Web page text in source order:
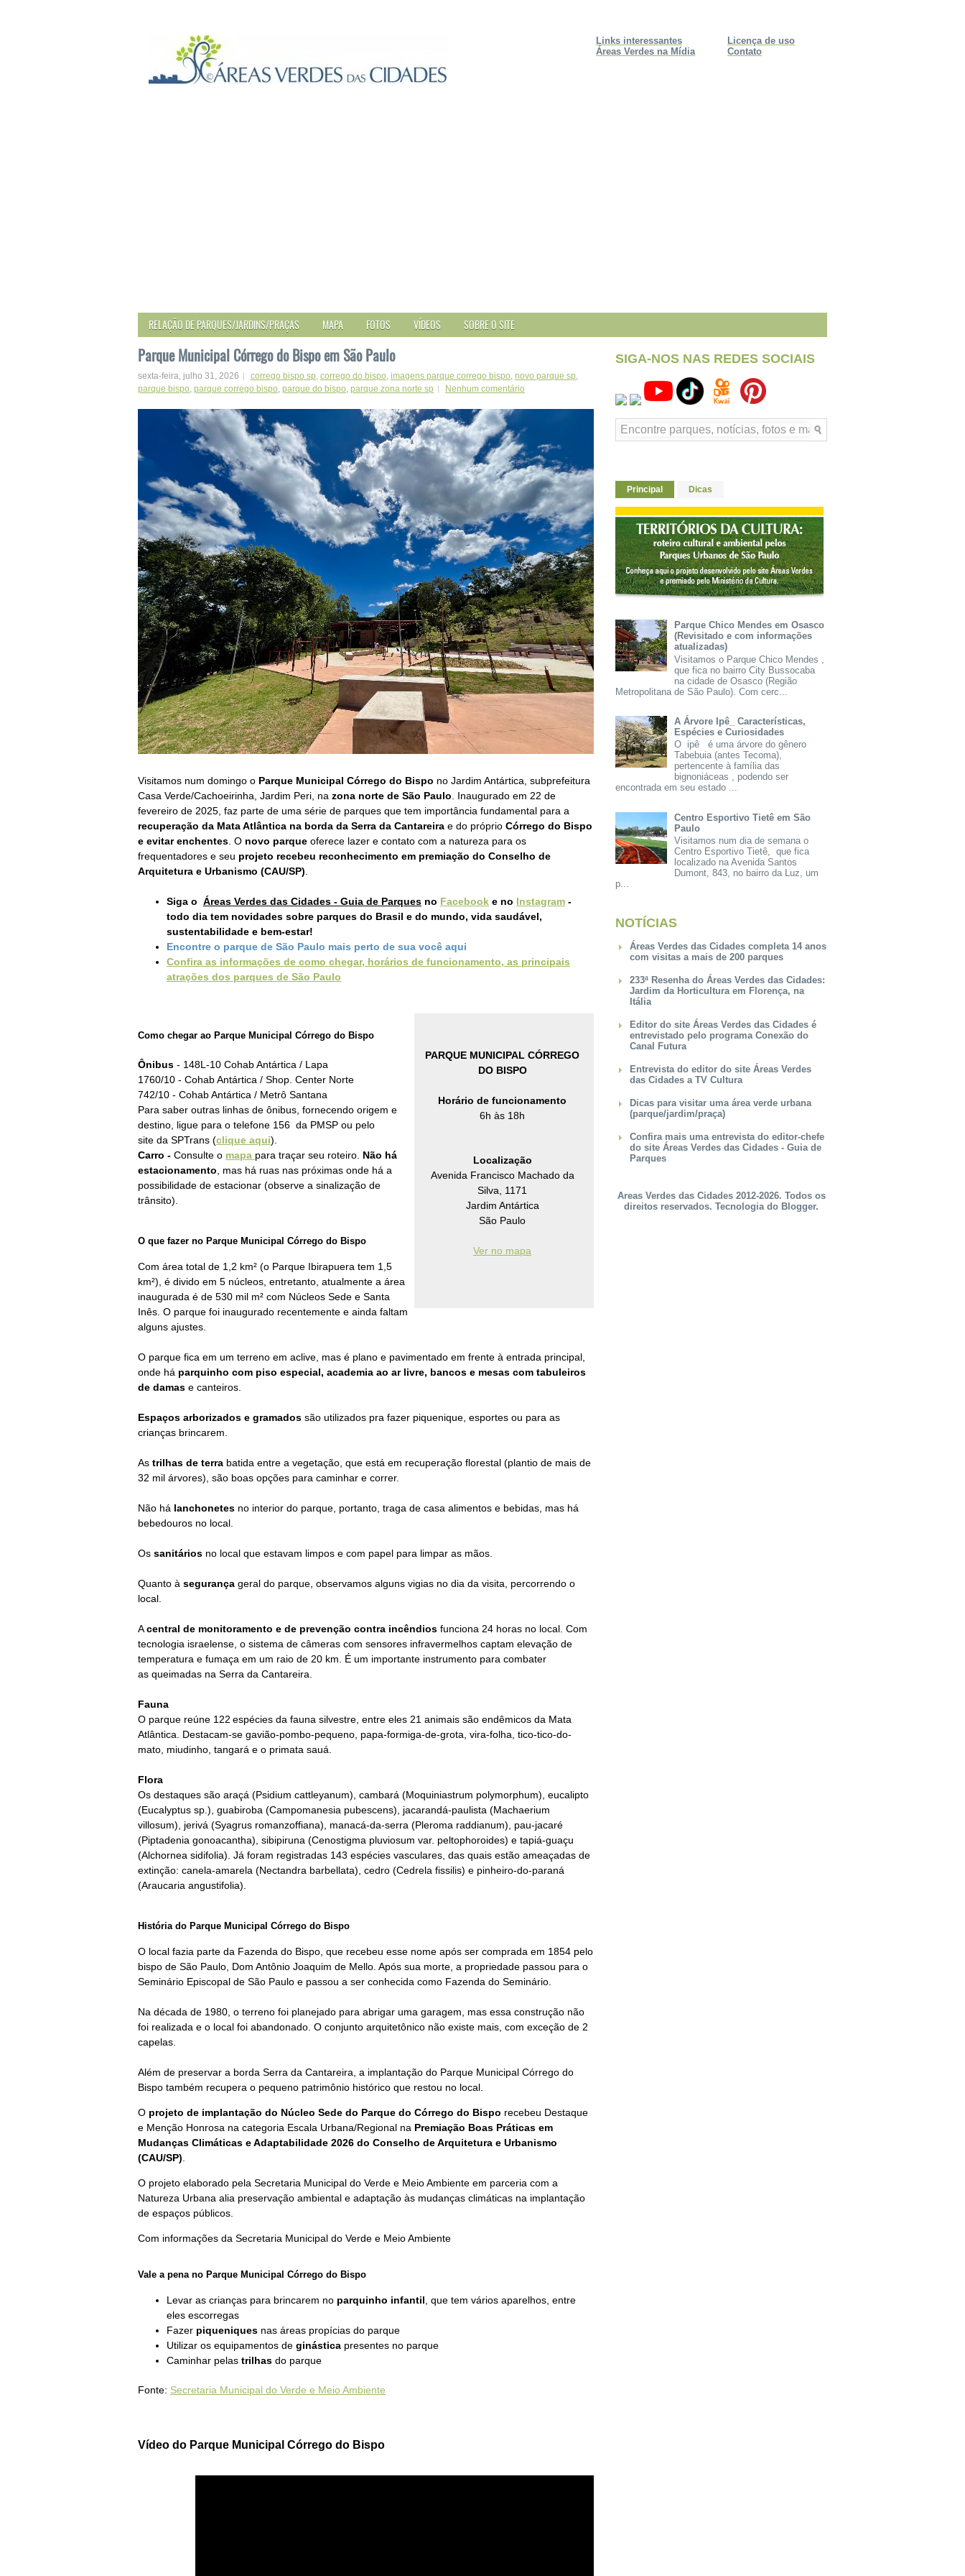
Licença de uso
Contato
Links interessantes
Áreas Verdes na Mídia
RELAÇÃO DE PARQUES/JARDINS/PRAÇAS MAPA FOTOS VÍDEOS SOBRE O SITE
Parque Municipal Córrego do Bispo em São Paulo
sexta-feira, julho 31, 2026 corrego bispo sp, corrego do bispo, imagens parque corrego bispo, novo parque sp,
parque bispo, parque corrego bispo, parque do bispo, parque zona norte sp Nenhum comentário
Visitamos num domingo o Parque Municipal Córrego do Bispo no Jardim Antártica, subprefeitura
Casa Verde/Cachoeirinha, Jardim Peri, na zona norte de São Paulo
Inaugurado em 22 de
fevereiro de 2025, faz parte de uma série de parques que tem importância fundamental para a
recuperação da Mata Atlântica na borda da Serra da Cantareira e do próprio Córrego do Bispo
e evitar enchentes . O novo parque oferece lazer e contato com a natureza para os
frequentadores e seu projeto recebeu reconhecimento em premiação do Conselho de
Arquitetura e Urbanismo (CAU/SP)
Siga o Áreas Verdes das Cidades - Guia de Parques no Facebook e no Instagram -
todo dia tem novidades sobre parques do Brasil e do mundo, vida saudável,
sustentabilidade e bem-estar!
Encontre o parque de São Paulo mais perto de sua você aqui
Confira as informações de como chegar, horários de funcionamento, as principais
atrações dos parques de São Paulo
PARQUE MUNICIPAL CÓRREGO
DO BISPO
Horário de funcionamento
6h às 18h
Localização
Avenida Francisco Machado da
Silva, 1171
Jardim Antártica
São Paulo
Ver no mapa
Como chegar ao Parque Municipal Córrego do Bispo
Ônibus - 148L-10 Cohab Antártica / Lapa
1760/10 - Cohab Antártica / Shop. Center Norte
742/10 - Cohab Antártica / Metrô Santana
Para saber outras linhas de ônibus, fornecendo origem e
destino, ligue para o telefone 156 da PMSP ou pelo
site da SPTrans (clique aqui).
Carro - Consulte o mapa para traçar seu roteiro. Não há
estacionamento , mas há ruas nas próximas onde há a
possibilidade de estacionar (observe a sinalização de
trânsito).
O que fazer no Parque Municipal Córrego do Bispo
Com área total de 1,2 km² (o Parque Ibirapuera tem 1,5
km²), é divido em 5 núcleos, entretanto, atualmente a área
inaugurada é de 530 mil m² com Núcleos Sede e Santa
Inês. O parque foi inaugurado recentemente e ainda faltam
alguns ajustes.
O parque fica em um terreno em aclive, mas é plano e pavimentado em frente à entrada principal,
onde há parquinho com piso especial, academia ao ar livre, bancos e mesas com tabuleiros
de damas e canteiros.
Espaços arborizados e gramados são utilizados pra fazer piquenique, esportes ou para as
crianças brincarem.
As trilhas de terra batida entre a vegetação, que está em recuperação florestal (plantio de mais de
32 mil árvores), são boas opções para caminhar e correr.
Não há lanchonetes no interior do parque, portanto, traga de casa alimentos e bebidas, mas há
bebedouros no local.
Os sanitários no local que estavam limpos e com papel para limpar as mãos.
Quanto à segurança geral do parque, observamos alguns vigias no dia da visita, percorrendo o
local.
Acentral de monitoramento e de prevenção contra incêndios funciona 24 horas no local. Com
tecnologia israelense, o sistema de câmeras com sensores infravermelhos captam elevação de
temperatura e fumaça em um raio de 20 km. É um importante instrumento para combater
as queimadas na Serra da Cantareira.
Fauna
O parque reúne 122 espécies da fauna silvestre, entre eles 21 animais são endêmicos da Mata
Atlântica. Destacam-se gavião-pombo-pequeno, papa-formiga-de-grota, vira-folha, tico-tico-do-
mato, miudinho, tangará e o primata sauá.
Flora
Os destaques são araçá (Psidium cattleyanum), cambará (Moquiniastrum polymorphum), eucalipto
(Eucalyptus sp.), guabiroba (Campomanesia pubescens), jacarandá-paulista (Machaerium
villosum), jerivá (Syagrus romanzoffiana), manacá-da-serra (Pleroma raddianum), pau-jacaré
(Piptadenia gonoacantha), sibipiruna (Cenostigma pluviosum var. peltophoroides) e tapiá-guaçu
(Alchornea sidifolia). Já foram registradas 143 espécies vasculares, das quais estão ameaçadas de
extinção: canela-amarela (Nectandra barbellata), cedro (Cedrela fissilis) e pinheiro-do-paraná
(Araucaria angustifolia).
História do Parque Municipal Córrego do Bispo
O local fazia parte da Fazenda do Bispo, que recebeu esse nome após ser comprada em 1854 pelo
bispo de São Paulo, Dom Antônio Joaquim de Mello. Após sua morte, a propriedade passou para o
Seminário Episcopal de São Paulo e passou a ser conhecida como Fazenda do Seminário.
Na década de 1980, o terreno foi planejado para abrigar uma garagem, mas essa construção não
foi realizada e o local foi abandonado. O conjunto arquitetônico não existe mais, com exceção de 2
capelas.
Além de preservar a borda Serra da Cantareira, a implantação do Parque Municipal Córrego do
Bispo também recupera o pequeno patrimônio histórico que restou no local.
O projeto de implantação do Núcleo Sede do Parque do Córrego do Bispo recebeu Destaque
e Menção Honrosa na categoria Escala Urbana/Regional na Premiação Boas Práticas em
Mudanças Climáticas e Adaptabilidade 2026 do Conselho de Arquitetura e Urbanismo
(CAU/SP)
O projeto elaborado pela Secretaria Municipal do Verde e Meio Ambiente em parceria com a
Natureza Urbana alia preservação ambiental e adaptação às mudanças climáticas na implantação
de espaços públicos.
Com informações da Secretaria Municipal do Verde e Meio Ambiente
Vale a pena no Parque Municipal Córrego do Bispo
Levar as crianças para brincarem no parquinho infantil , que tem vários aparelhos, entre
eles escorregas
Fazer piqueniques nas áreas propícias do parque
Utilizar os equipamentos de ginástica presentes no parque
Caminhar pelas trilhas do parque
Fonte: Secretaria Municipal do Verde e Meio Ambiente
Vídeo do Parque Municipal Córrego do Bispo
SIGA-NOS NAS REDES SOCIAIS
Principal Dicas
Parque Chico Mendes em Osasco
(Revisitado e com informações
atualizadas)
Visitamos o Parque Chico Mendes ,
que fica no bairro City Bussocaba
na cidade de Osasco (Região
Metropolitana de São Paulo). Com cerc...
A Árvore Ipê_ Características,
Espécies e Curiosidades
O ipê é uma árvore do gênero
Tabebuia (antes Tecoma),
pertencente à família das
bignoniáceas , podendo ser
encontrada em seu estado ...
Centro Esportivo Tietê em São
Paulo
Visitamos num dia de semana o
Centro Esportivo Tietê, que fica
localizado na Avenida Santos
Dumont, 843, no bairro da Luz, um
p...
NOTÍCIAS
Áreas Verdes das Cidades completa 14 anos
com visitas a mais de 200 parques
233ª Resenha do Áreas Verdes das Cidades:
Jardim da Horticultura em Florença, na
Itália
Editor do site Áreas Verdes das Cidades é
entrevistado pelo programa Conexão do
Canal Futura
Entrevista do editor do site Áreas Verdes
das Cidades a TV Cultura
Dicas para visitar uma área verde urbana
(parque/jardim/praça)
Confira mais uma entrevista do editor-chefe
do site Áreas Verdes das Cidades - Guia de
Parques
Areas Verdes das Cidades 2012-2026. Todos os
direitos reservados. Tecnologia do Blogger.